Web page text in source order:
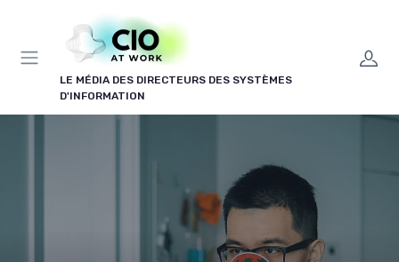
LE MÉDIA DES DIRECTEURS DES SYSTÈMES
D'INFORMATION